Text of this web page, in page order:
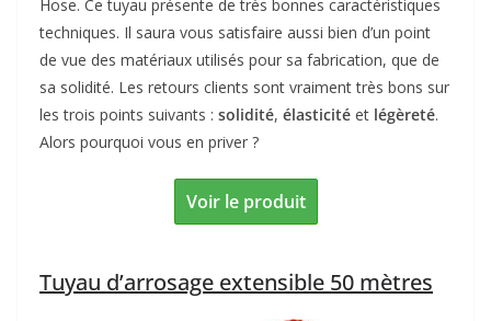
Hose. Ce tuyau présente de très bonnes caractéristiques
techniques. Il saura vous satisfaire aussi bien d’un point
de vue des matériaux utilisés pour sa fabrication, que de
sa solidité. Les retours clients sont vraiment très bons sur
les trois points suivants : solidité, élasticité et légèreté.
Alors pourquoi vous en priver ?
Voir le produit
Tuyau d’arrosage extensible 50 mètres